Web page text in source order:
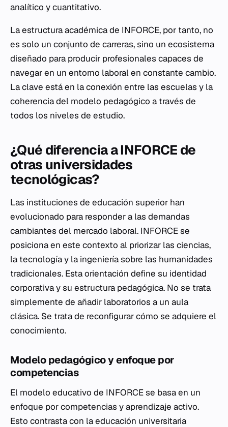
analítico y cuantitativo.
La estructura académica de INFORCE, por tanto, no
es solo un conjunto de carreras, sino un ecosistema
diseñado para producir profesionales capaces de
navegar en un entorno laboral en constante cambio.
La clave está en la conexión entre las escuelas y la
coherencia del modelo pedagógico a través de
todos los niveles de estudio.
¿Qué diferencia a INFORCE de
otras universidades
tecnológicas?
Las instituciones de educación superior han
evolucionado para responder a las demandas
cambiantes del mercado laboral. INFORCE se
posiciona en este contexto al priorizar las ciencias,
la tecnología y la ingeniería sobre las humanidades
tradicionales. Esta orientación define su identidad
corporativa y su estructura pedagógica. No se trata
simplemente de añadir laboratorios a un aula
clásica. Se trata de reconfigurar cómo se adquiere el
conocimiento.
Modelo pedagógico y enfoque por
competencias
El modelo educativo de INFORCE se basa en un
enfoque por competencias y aprendizaje activo.
Esto contrasta con la educación universitaria